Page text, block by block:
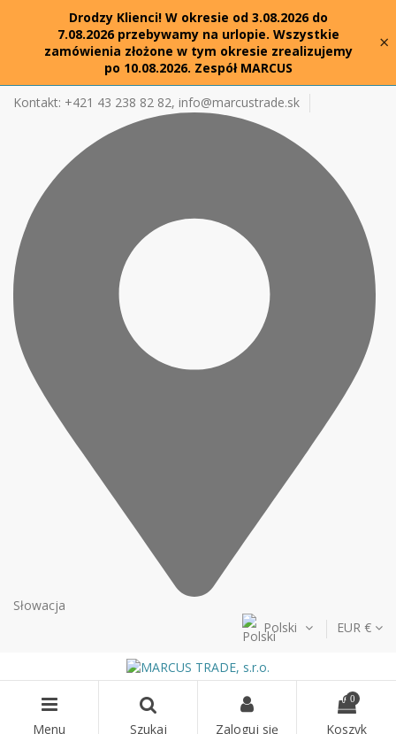
Drodzy Klienci! W okresie od 3.08.2026 do
7.08.2026 przebywamy na urlopie. Wszystkie
zamówienia złożone w tym okresie zrealizujemy
po 10.08.2026. Zespół MARCUS
×
Kontakt: +421 43 238 82 82, info@marcustrade.sk
Słowacja
Polski
EUR €
Menu Szukaj Zaloguj się
0
Koszyk